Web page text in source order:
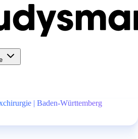
| Baden-Württemberg